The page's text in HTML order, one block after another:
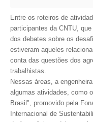
CONSELHOS
PERSONALIDADES DA
NÚCLEO DA MULHER
JURÍDICO
CONSULTORIA
Entre os roteiros de
participantes da CNTU,
dos debates sobre os
estiveram aqueles
conta das questões dos
trabalhistas.
Nessas áreas, a
algumas atividades, como
Brasil", promovido pela
Internacional de